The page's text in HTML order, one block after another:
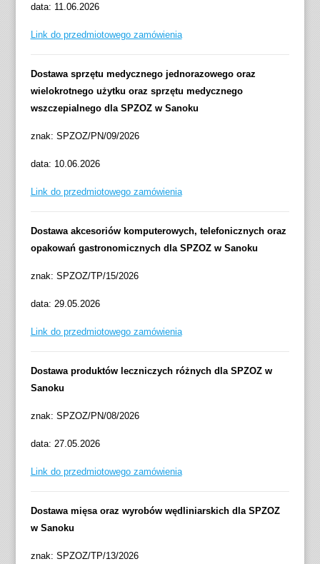
data: 11.06.2026
Link do przedmiotowego zamówienia
Dostawa sprzętu medycznego jednorazowego oraz
wielokrotnego użytku oraz sprzętu medycznego
wszczepialnego dla SPZOZ w Sanoku
znak: SPZOZ/PN/09/2026
data: 10.06.2026
Link do przedmiotowego zamówienia
Dostawa akcesoriów komputerowych, telefonicznych oraz
opakowań gastronomicznych dla SPZOZ w Sanoku
znak: SPZOZ/TP/15/2026
data: 29.05.2026
Link do przedmiotowego zamówienia
Dostawa produktów leczniczych różnych dla SPZOZ w
Sanoku
znak: SPZOZ/PN/08/2026
data: 27.05.2026
Link do przedmiotowego zamówienia
Dostawa mięsa oraz wyrobów wędliniarskich dla SPZOZ
w Sanoku
znak: SPZOZ/TP/13/2026